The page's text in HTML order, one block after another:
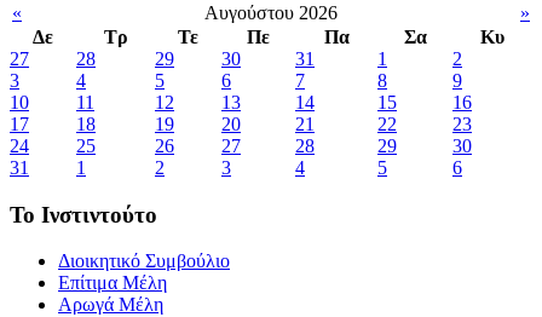
« Αυγούστου 2026
»
Δε
Τρ Τε Πε Πα Σα
Κυ
27
28 29 30 31 1
2
3
4 5 6 7 8
9
10
11 12 13 14 15
16
17
18 19 20 21 22
23
24
25 26 27 28 29
30
31
1 2 3 4 5 6
Το Ινστιντούτο
Διοικητικό Συμβούλιο
Επίτιμα Μέλη
Αρωγά Μέλη